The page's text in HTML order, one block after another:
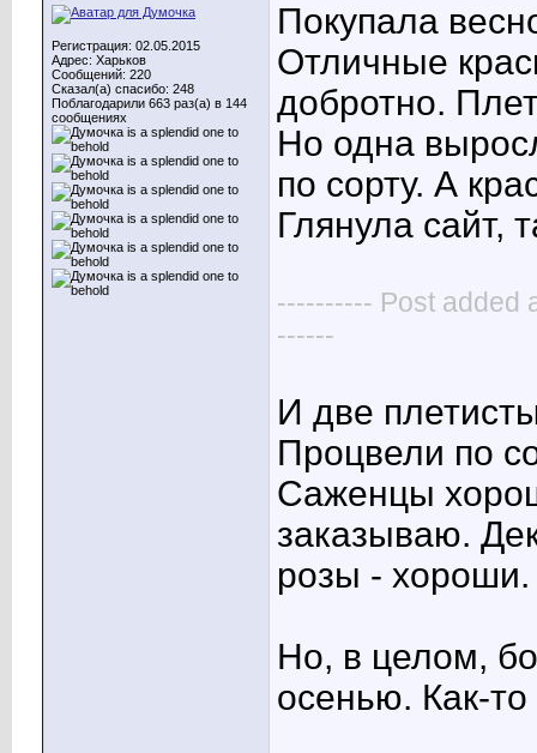
Регистрация: 02.05.2015
Адрес: Харьков
Сообщений: 220
Сказал(а) спасибо: 248
Поблагодарили 663 раз(а) в 144
сообщениях
Покупала
Отличные
добротно.
Но одна
по сорту. А
Глянула сайт,
---------- Post added
------
И две
Процвели по
Саженцы
заказываю.
розы - хороши.
Но, в целом,
осенью. Как-